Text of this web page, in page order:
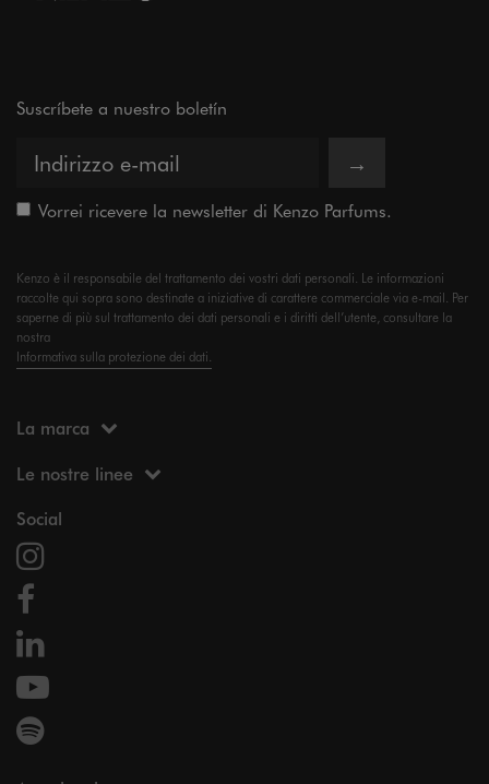
Suscríbete a nuestro boletín
→
Vorrei ricevere la newsletter di Kenzo Parfums.
Kenzo è il responsabile del trattamento dei vostri dati personali. Le informazioni
raccolte qui sopra sono destinate a iniziative di carattere commerciale via e-mail. Per
saperne di più sul trattamento dei dati personali e i diritti dell’utente, consultare la
nostra
Informativa sulla protezione dei dati.
La marca
Le nostre linee
Social